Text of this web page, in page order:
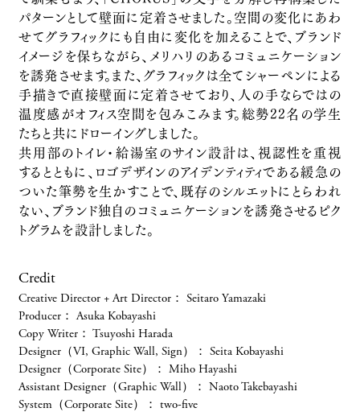
美祢社会復帰促進センター販売戦略科
法務省・株式会社小学館集英社プロダクション
行政関連
「リストランテASO」リブランディング
株式会社ひらまつ
Service Branding
旧奈良監獄の保存及び活用に係るプロジェ
クト
法務省
行政関連
奈良市奈良公園周辺地区まちづくり部分基
本計画（旧奈良監獄周辺エリア）策定等業
務
奈良市
行政関連
「広瀬香美」クリエイティブプロジェクト
MUSE ENDEAVOR
Person Branding
パターンとして壁面に定着させました。空間の変化にあわ
せてグラフィックにも自由に変化を加えることで、ブランド
イメージを保ちながら、メリハリのあるコミュニケーション
を誘発させます。また、グラフィックは全てシャーペンによる
手描きで直接壁面に定着させており、人の手ならではの
温度感がオフィス空間を包みこみます。総勢22名の学生
たちと共にドローイングしました。
共用部のトイレ・給湯室のサイン設計は、視認性を重視
するとともに、ロゴデザインのアイデンティティである緩急の
ついた筆勢を生かすことで、既存のシルエットにとらわれ
ない、ブランド独自のコミュニケーションを誘発させるピク
トグラムを設計しました。
Credit
Creative Director + Art Director： Seitaro Yamazaki
Producer：Asuka Kobayashi
Copy Writer： Tsuyoshi Harada
Designer（VI, Graphic Wall, Sign）
： Seita Kobayashi
Designer（Corporate Site）
： Miho Hayashi
Assistant Designer（Graphic Wall）
： Naoto Takebayashi
System（Corporate Site）
： two-five